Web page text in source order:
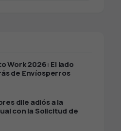
Work 2026: El lado
de Envíosperros
dile adiós a la
con la Solicitud de